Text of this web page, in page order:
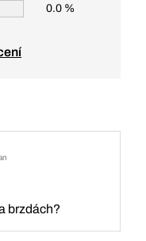
0.0 %
brzdách?